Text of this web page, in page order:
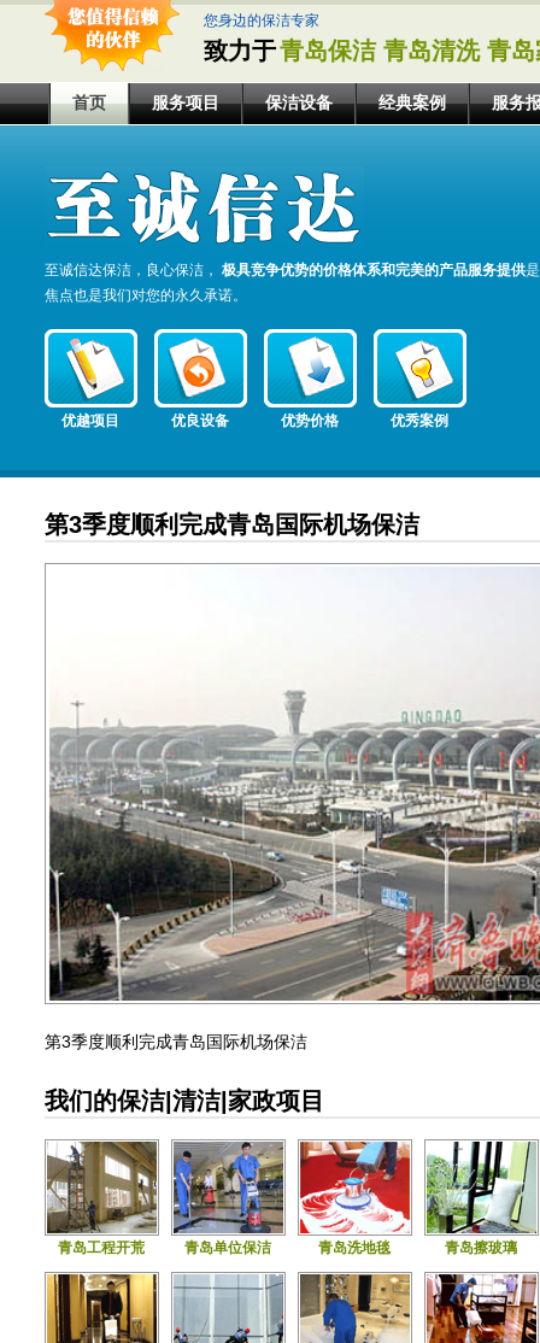
致力于青岛保洁 青岛清洗 青
您身边的保洁专家
首页 服务项目 保洁设备 经典案例 服务
至诚信达保洁，良心保洁， 极具竞争优势的价格体系和完美的产品服务提供
焦点也是我们对您的永久承诺。
优越项目 优良设备 优势价格 优秀案例
第3季度顺利完成青岛国际机场保洁
第3季度顺利完成青岛国际机场保洁
我们的保洁|清洁|家政项目
青岛工程开荒 青岛单位保洁 青岛洗地毯 青岛擦玻璃